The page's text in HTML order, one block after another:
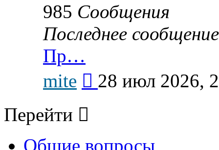
985 Сообщения
Последнее сообщение
Пр…
mite
последнему
28 июл 2026,
Перейти
Общие вопросы